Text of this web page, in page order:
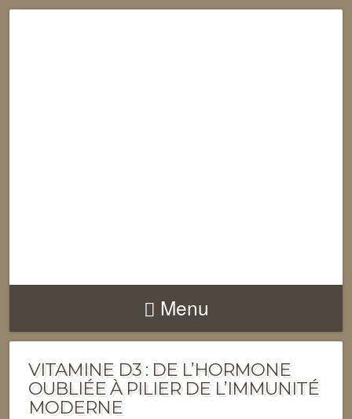
Menu
VITAMINE D3 : DE L’HORMONE
OUBLIÉE À PILIER DE L’IMMUNITÉ
MODERNE